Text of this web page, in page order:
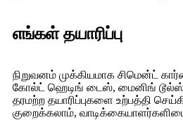
எங்கள் தயாரிப்பு
நிறுவனம் முக்கியமாக சிமென்ட்
கோல்ட் ஹெடிங் டைஸ், மைனிங் டூல்ஸ்,
தரமற்ற தயாரிப்புகளை உற்பத்தி
குறைக்கலாம்,